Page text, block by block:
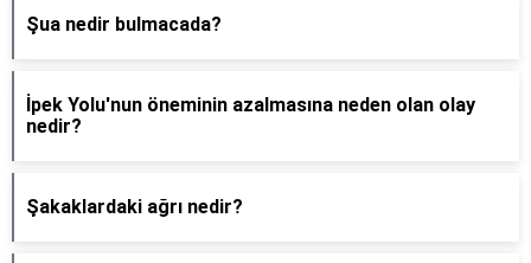
Şua nedir bulmacada?
İpek Yolu'nun öneminin azalmasına neden olan olay
nedir?
Şakaklardaki ağrı nedir?